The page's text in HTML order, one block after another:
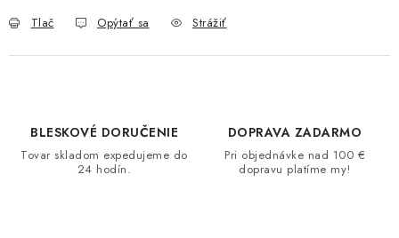
Tlač Opýtať sa Strážiť
BLESKOVÉ DORUČENIE
Tovar skladom expedujeme do
24 hodín.
DOPRAVA ZADARMO
Pri objednávke nad 100 €
dopravu platíme my!